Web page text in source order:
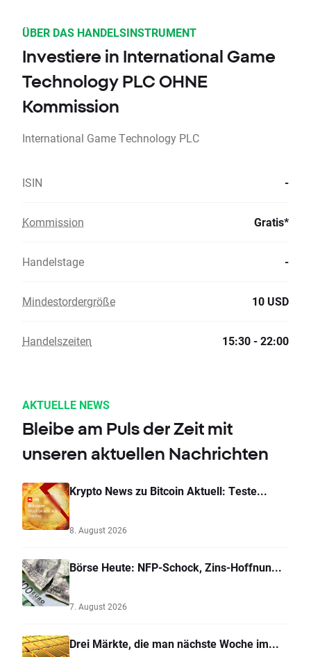
ÜBER DAS HANDELSINSTRUMENT
Investiere in International Game
Technology PLC OHNE
Kommission
International Game Technology PLC
ISIN -
Kommission Gratis*
Handelstage -
Mindestordergröße 10 USD
Handelszeiten 15:30 - 22:00
AKTUELLE NEWS
Bleibe am Puls der Zeit mit
unseren aktuellen Nachrichten
Krypto News zu Bitcoin Aktuell: Teste...
8. August 2026
Börse Heute: NFP-Schock, Zins-Hoffnun...
7. August 2026
Drei Märkte, die man nächste Woche im...